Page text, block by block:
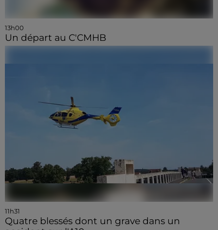
13h00
Un départ au C'CMHB
11h31
Quatre blessés dont un grave dans un